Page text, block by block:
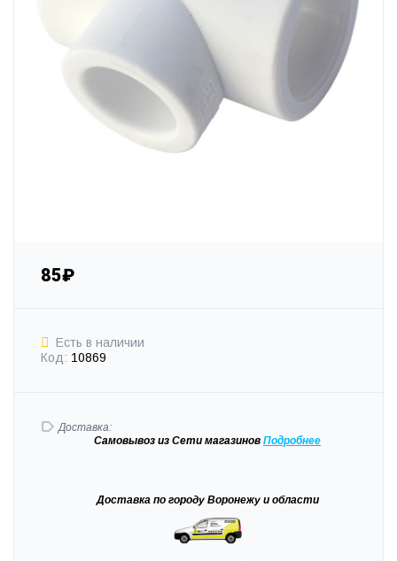
85₽
Есть в наличии
Код: 10869
Доставка:
Самовывоз из Сети магазинов Подробнее
Доставка по городу Воронежу и области